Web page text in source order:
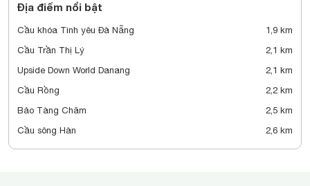
Địa điểm nổi bật
Cầu khóa Tình yêu Đà Nẵng
1,9 km
Cầu Trần Thị Lý
2,1 km
Upside Down World Danang
2,1 km
Cầu Rồng
2,2 km
Bảo Tàng Chăm
2,5 km
Cầu sông Hàn
2,6 km